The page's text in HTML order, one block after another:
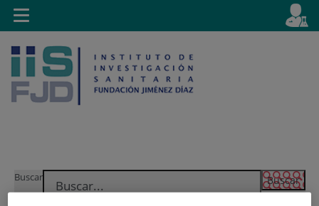
Saltar al contenido
Saltar
Selector
de
activo
es
Buscar
Toggle
navigation